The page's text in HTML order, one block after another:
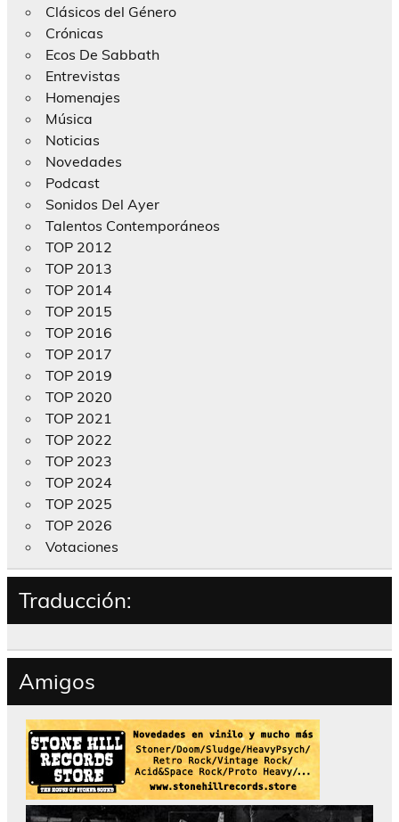
Clásicos del Género
Crónicas
Ecos De Sabbath
Entrevistas
Homenajes
Música
Noticias
Novedades
Podcast
Sonidos Del Ayer
Talentos Contemporáneos
TOP 2012
TOP 2013
TOP 2014
TOP 2015
TOP 2016
TOP 2017
TOP 2019
TOP 2020
TOP 2021
TOP 2022
TOP 2023
TOP 2024
TOP 2025
TOP 2026
Votaciones
Traducción:
Amigos